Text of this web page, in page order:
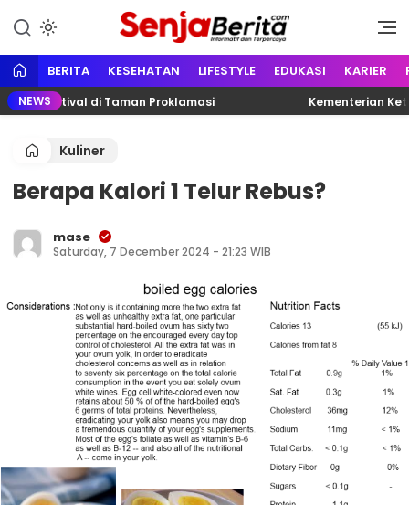
konten
Senja Berita
Portal media berita online yang
informatif, edukatif dan
terpercaya
BERITA KESEHATAN LIFESTYLE EDUKASI KARIER
NEWS
Festival di Taman Proklamasi Kementerian
Kuliner
Berapa Kalori 1 Telur Rebus?
mase
Saturday, 7 December 2024 - 21:23 WIB